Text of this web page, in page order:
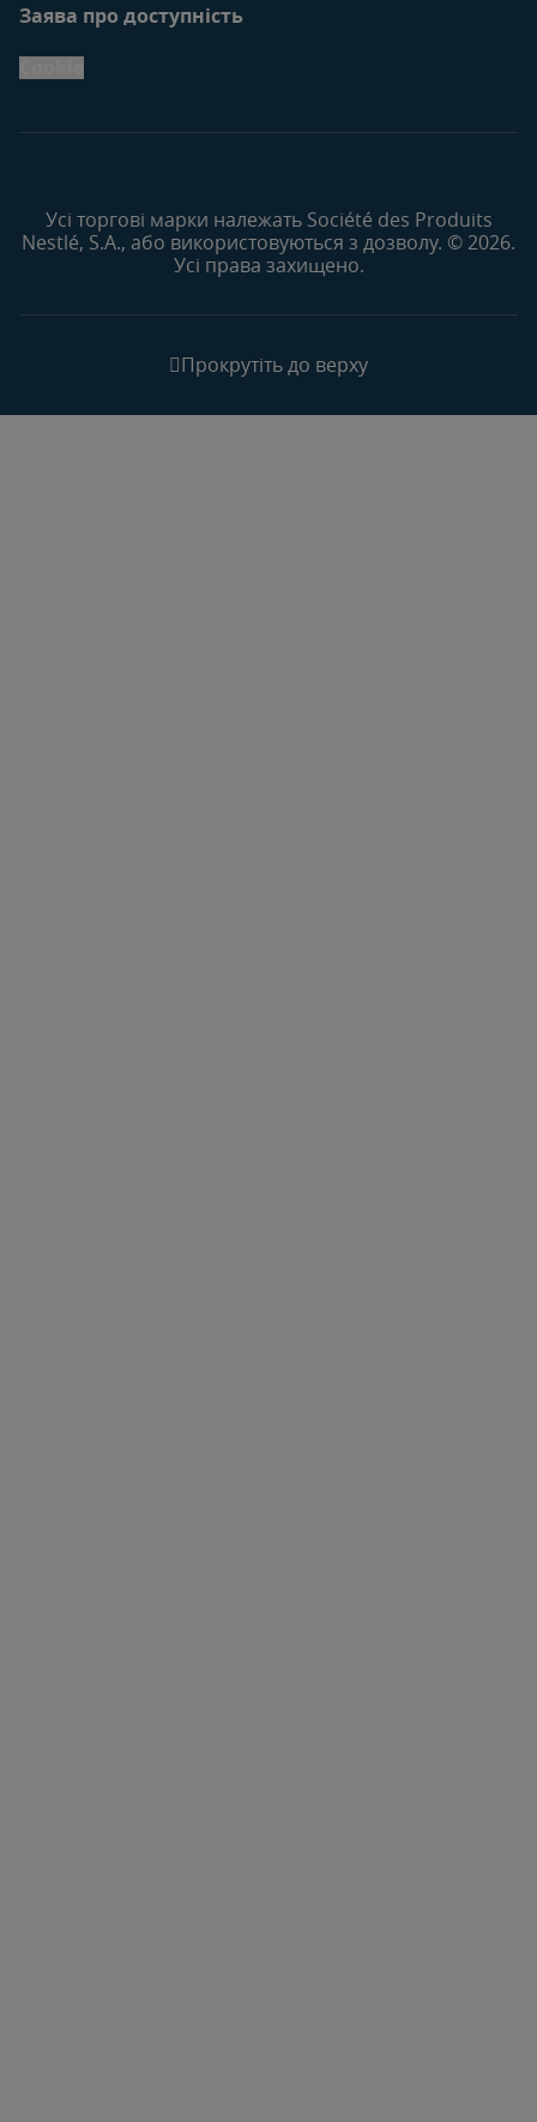
Заява про доступність
Усі торгові марки належать Société des Produits
Nestlé, S.A., або використовуються з дозволу. © 2026.
Усі права захищено.
Прокрутіть до верху